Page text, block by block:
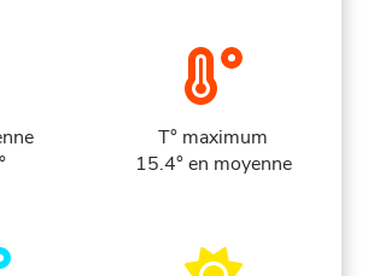
T° maximum
15.4° en moyenne